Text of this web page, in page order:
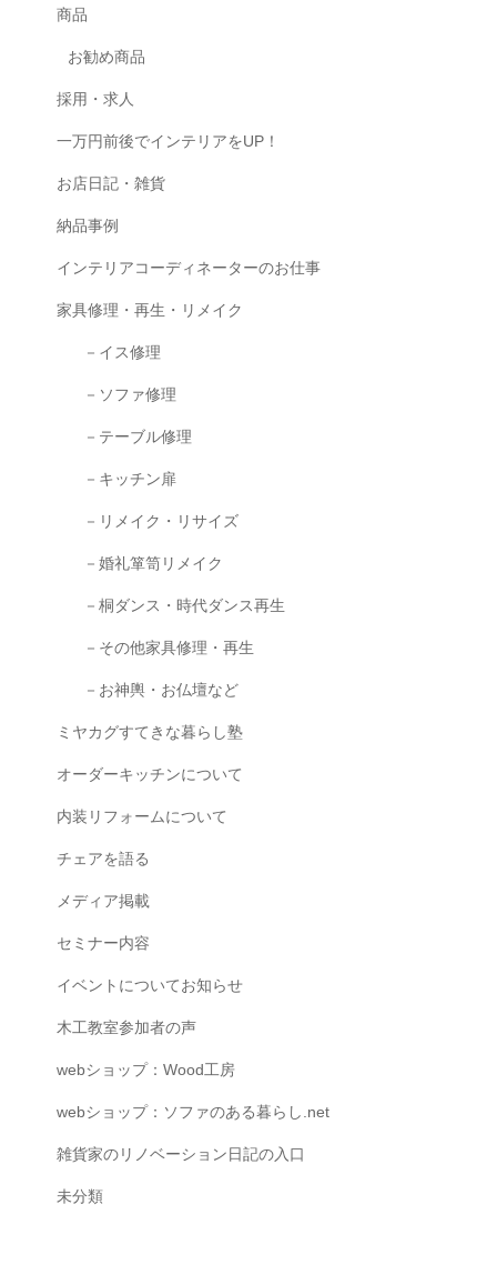
商品
お勧め商品
採用・求人
一万円前後でインテリアをUP！
お店日記・雑貨
納品事例
インテリアコーディネーターのお仕事
家具修理・再生・リメイク
－イス修理
－ソファ修理
－テーブル修理
－キッチン扉
－リメイク・リサイズ
－婚礼箪笥リメイク
－桐ダンス・時代ダンス再生
－その他家具修理・再生
－お神輿・お仏壇など
ミヤカグすてきな暮らし塾
オーダーキッチンについて
内装リフォームについて
チェアを語る
メディア掲載
セミナー内容
イベントについてお知らせ
木工教室参加者の声
webショップ：Wood工房
webショップ：ソファのある暮らし.net
雑貨家のリノベーション日記の入口
未分類